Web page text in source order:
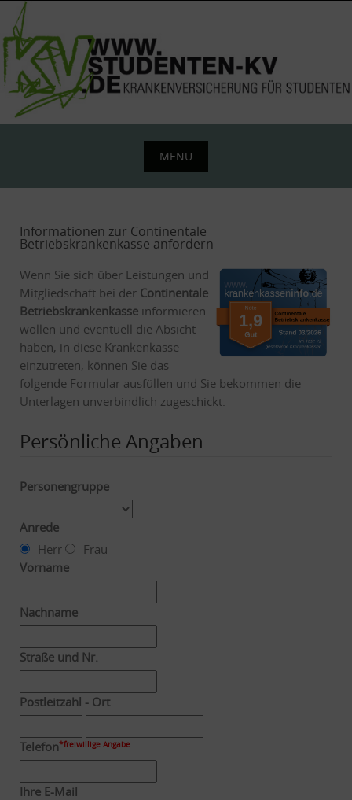
Skip
content
MENU
Skip
content
Informationen zur Continentale
Betriebskrankenkasse anfordern
Wenn Sie sich über Leistungen und
Mitgliedschaft bei der Continentale
Betriebskrankenkasse informieren
wollen und eventuell die Absicht
haben, in diese Krankenkasse
einzutreten, können Sie das
folgende Formular ausfüllen und Sie bekommen die
Unterlagen unverbindlich zugeschickt.
Persönliche Angaben
Personengruppe
Anrede
Herr
Frau
Vorname
Nachname
Straße und Nr.
Postleitzahl - Ort
Telefon*freiwillige Angabe
Ihre E-Mail